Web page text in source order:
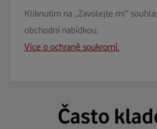
Kliknutím na „Zavolejte mi“
obchodní nabídkou.
Více o ochraně soukromí.
Často